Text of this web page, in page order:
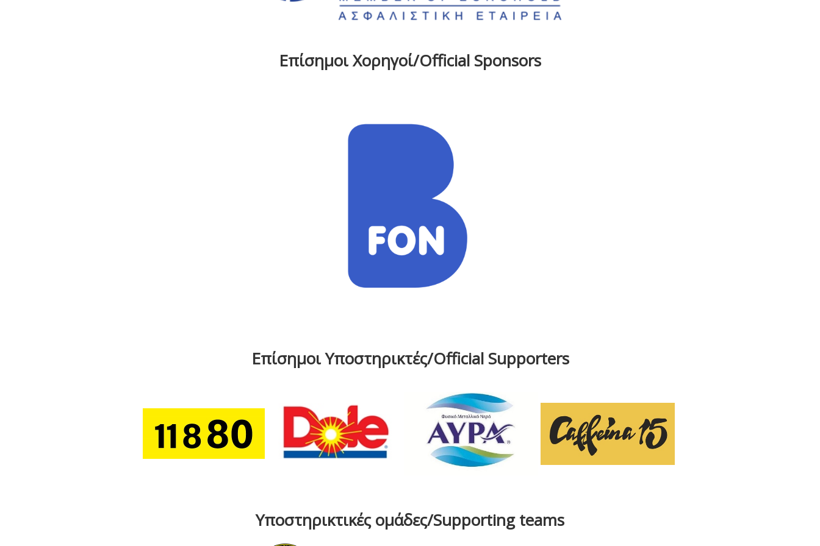
Επίσημοι Χορηγοί/Official Sponsors
Επίσημοι Υποστηρικτές/Official Supporters
Υποστηρικτικές ομάδες/Supporting teams